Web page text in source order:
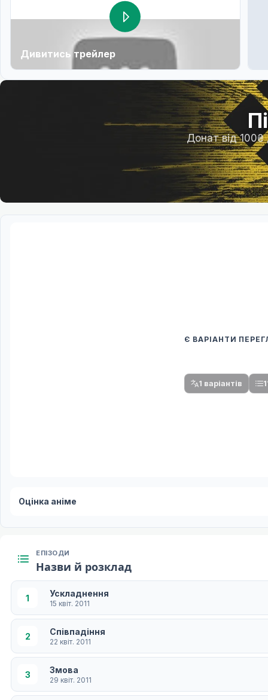
Дивитись трейлер
Донат від
Є ВАРІАНТИ
1 варіантів
Оцінка аніме
ЕПІЗОДИ
Назви й розклад
1 Ускладнення
15 квіт. 2011
2 Співпадіння
22 квіт. 2011
3 Змова
29 квіт. 2011